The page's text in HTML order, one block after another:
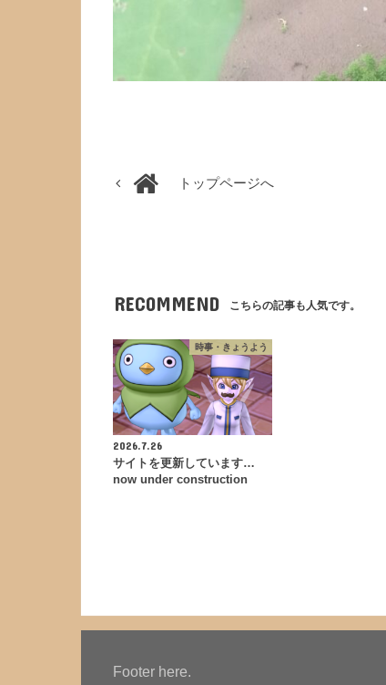
トップページへ
RECOMMEND こちらの記事も人気です。
時事・きょうよう
2026.7.26
サイトを更新しています…
now under construction
Footer here.